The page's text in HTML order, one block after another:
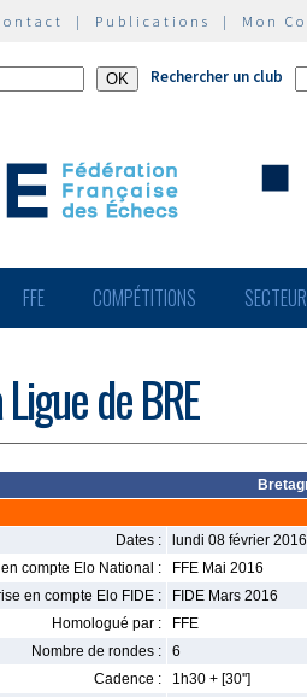
| Publications | Mon
Rechercher un club
FFE COMPÉTITIONS
de BRE
Dates :
lundi 08 février
en compte Elo National :
FFE Mai 2016
en compte Elo FIDE :
FIDE Mars 2016
Homologué par :
FFE
Nombre de rondes :
6
Cadence :
1h30 + [30'']